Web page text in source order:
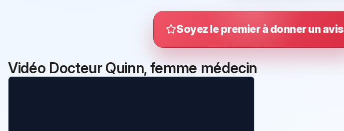
Soyez le premier à donner un avis
Vidéo Docteur Quinn, femme médecin